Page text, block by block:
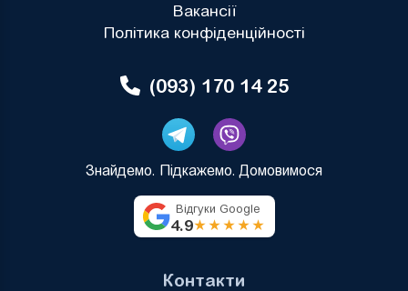
Вакансії
Політика конфіденційності
(093) 170 14 25
Знайдемо. Підкажемо. Домовимося
Відгуки Google
4.9★★★★★
Контакти